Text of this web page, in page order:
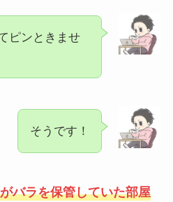
ピンときませ
そうです！
バラを保管していた部屋